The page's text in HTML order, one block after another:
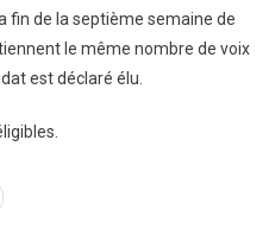
fin de la septième semaine de
le même nombre de voix
est déclaré élu.